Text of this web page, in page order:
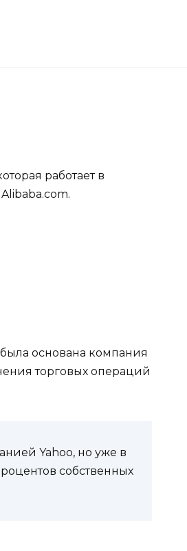
работает в
основана компания
торговых операций
Yahoo, но уже в
собственных